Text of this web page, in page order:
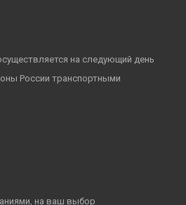
на следующий день
России транспортными
на ваш выбор